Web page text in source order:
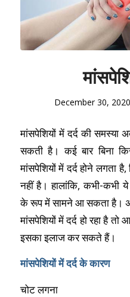
December 30, 2020
मांसपे‍शियों में दर्द की समस्‍या
सकती है। कई बार बिना
मांसपेशियों में दर्द होने
नहीं है। हालांकि, कभी-कभी ये
के रूप में सामने आ सकता है।
मांसपेशियों में दर्द हो रहा है
इसका इलाज कर सकते हैं।
मांसपेशियों में दर्द के कारण
चोट लगना